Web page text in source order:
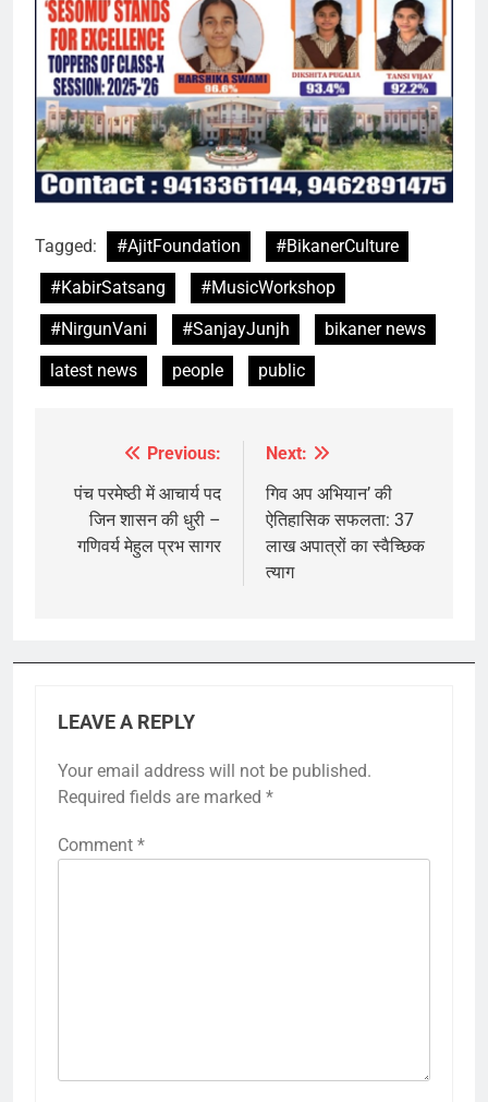
Tagged: #AjitFoundation
#BikanerCulture
#KabirSatsang
#MusicWorkshop
#NirgunVani
#SanjayJunjh
bikaner news
latest news
people public
navigation
Previous:
पंच परमेष्ठी में आचार्य पद
जिन शासन की धुरी –
गणिवर्य मेहुल प्रभ सागर
Next:
गिव अप अभियान’ की
ऐतिहासिक सफलता: 37
लाख अपात्रों का स्वैच्छिक
त्याग
LEAVE A REPLY
Your email address will not be published.
Required fields are marked *
Comment *